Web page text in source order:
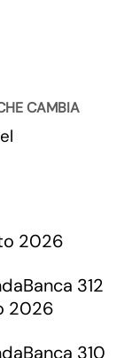
CAMBIA